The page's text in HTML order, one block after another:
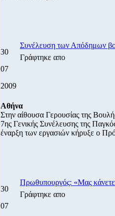
30
07
2009
Συνέλευση των Απόδημων
Γράφτηκε απο
Αθήνα
Στην αίθουσα Γερουσίας της
7ης Γενικής Συνέλευσης της
έναρξη των εργασιών κήρυξε ο
30
07
Πρωθυπουργός: «Μας
Γράφτηκε απο